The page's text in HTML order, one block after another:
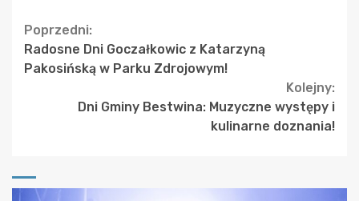
Continue
Reading
Poprzedni:
Radosne Dni Goczałkowic z Katarzyną
Pakosińską w Parku Zdrojowym!
Kolejny:
Dni Gminy Bestwina: Muzyczne występy i
kulinarne doznania!